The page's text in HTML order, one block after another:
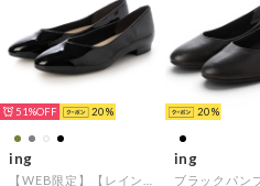
51% 20
ing
20
ing